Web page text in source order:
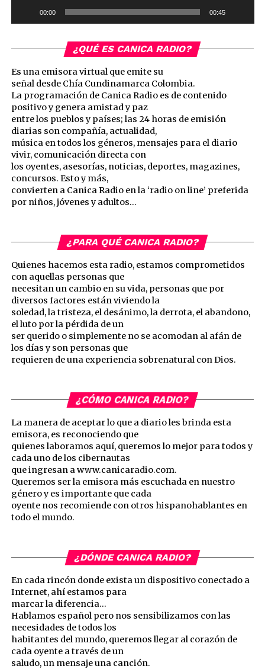
00:00 00:45
¿QUÉ ES CANICA RADIO?
Es una emisora virtual que emite su
señal desde Chía Cundinamarca Colombia.
La programación de Canica Radio es de contenido
positivo y genera amistad y paz
entre los pueblos y países; las 24 horas de emisión
diarias son compañía, actualidad,
música en todos los géneros, mensajes para el diario
vivir, comunicación directa con
los oyentes, asesorías, noticias, deportes, magazines,
concursos. Esto y más,
convierten a Canica Radio en la ‘radio on line’ preferida
por niños, jóvenes y adultos…
¿PARA QUÉ CANICA RADIO?
Quienes hacemos esta radio, estamos comprometidos
con aquellas personas que
necesitan un cambio en su vida, personas que por
diversos factores están viviendo la
soledad, la tristeza, el desánimo, la derrota, el abandono,
el luto por la pérdida de un
ser querido o simplemente no se acomodan al afán de
los días y son personas que
requieren de una experiencia sobrenatural con Dios.
¿CÓMO CANICA RADIO?
La manera de aceptar lo que a diario les brinda esta
emisora, es reconociendo que
quienes laboramos aquí, queremos lo mejor para todos y
cada uno de los cibernautas
que ingresan a www.canicaradio.com.
Queremos ser la emisora más escuchada en nuestro
género y es importante que cada
oyente nos recomiende con otros hispanohablantes en
todo el mundo.
¿DÓNDE CANICA RADIO?
En cada rincón donde exista un dispositivo conectado a
Internet, ahí estamos para
marcar la diferencia…
Hablamos español pero nos sensibilizamos con las
necesidades de todos los
habitantes del mundo, queremos llegar al corazón de
cada oyente a través de un
saludo, un mensaje una canción.